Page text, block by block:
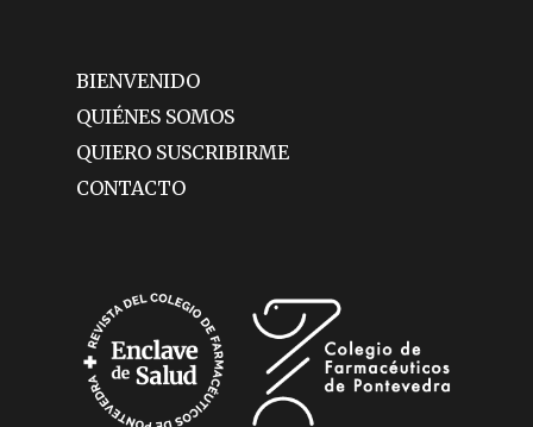
BIENVENIDO
QUIÉNES SOMOS
QUIERO SUSCRIBIRME
CONTACTO